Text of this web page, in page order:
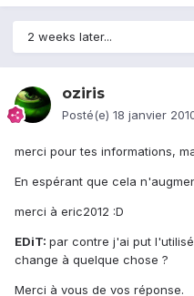
2 weeks later...
oziris
Posté(e) 18 janvier
merci pour tes informations,
En espérant que cela
merci à eric2012 :D
EDiT: par contre j'ai put
change à quelque chose ?
Merci à vous de vos réponse.